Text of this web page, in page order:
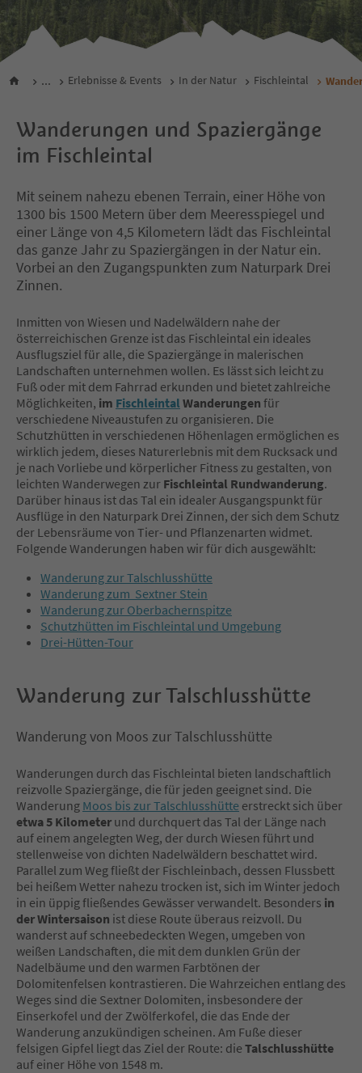
... Erlebnisse & Events In der Natur Fischleintal
Wanderungen und Spaziergänge
im Fischleintal
Mit seinem nahezu ebenen Terrain, einer Höhe von
1300 bis 1500 Metern über dem Meeresspiegel und
einer Länge von 4,5 Kilometern lädt das Fischleintal
das ganze Jahr zu Spaziergängen in der Natur ein.
Vorbei an den Zugangspunkten zum Naturpark Drei
Zinnen.
Inmitten von Wiesen und Nadelwäldern nahe der
österreichischen Grenze ist das Fischleintal ein ideales
Ausflugsziel für alle, die Spaziergänge in malerischen
Landschaften unternehmen wollen. Es lässt sich leicht zu
Fuß oder mit dem Fahrrad erkunden und bietet zahlreiche
Möglichkeiten, im Fischleintal Wanderungen für
verschiedene Niveaustufen zu organisieren. Die
Schutzhütten in verschiedenen Höhenlagen ermöglichen es
wirklich jedem, dieses Naturerlebnis mit dem Rucksack und
je nach Vorliebe und körperlicher Fitness zu gestalten, von
leichten Wanderwegen zur Fischleintal Rundwanderung.
Darüber hinaus ist das Tal ein idealer Ausgangspunkt für
Ausflüge in den Naturpark Drei Zinnen, der sich dem Schutz
der Lebensräume von Tier- und Pflanzenarten widmet.
Folgende Wanderungen haben wir für dich ausgewählt:
Wanderung zur Talschlusshütte
Wanderung zum Sextner Stein
Wanderung zur Oberbachernspitze
Schutzhütten im Fischleintal und Umgebung
Drei-Hütten-Tour
Wanderung zur Talschlusshütte
Wanderung von Moos zur Talschlusshütte
Wanderungen durch das Fischleintal bieten landschaftlich
reizvolle Spaziergänge, die für jeden geeignet sind. Die
Wanderung Moos bis zur Talschlusshütte erstreckt sich über
etwa 5 Kilometer und durchquert das Tal der Länge nach
auf einem angelegten Weg, der durch Wiesen führt und
stellenweise von dichten Nadelwäldern beschattet wird.
Parallel zum Weg fließt der Fischleinbach, dessen Flussbett
bei heißem Wetter nahezu trocken ist, sich im Winter jedoch
in ein üppig fließendes Gewässer verwandelt. Besonders in
der Wintersaison ist diese Route überaus reizvoll. Du
wanderst auf schneebedeckten Wegen, umgeben von
weißen Landschaften, die mit dem dunklen Grün der
Nadelbäume und den warmen Farbtönen der
Dolomitenfelsen kontrastieren. Die Wahrzeichen entlang des
Weges sind die Sextner Dolomiten, insbesondere der
Einserkofel und der Zwölferkofel, die das Ende der
Wanderung anzukündigen scheinen. Am Fuße dieser
felsigen Gipfel liegt das Ziel der Route: die Talschlusshütte
auf einer Höhe von 1548 m.